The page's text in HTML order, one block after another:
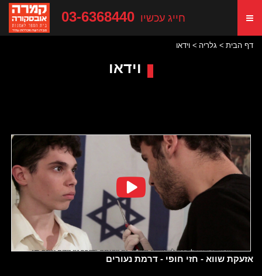
03-6368440 חייג עכשיו
דף הבית גלריה וידאו
וידאו
אזעקת שווא - חזי חופי - דרמת נעורים